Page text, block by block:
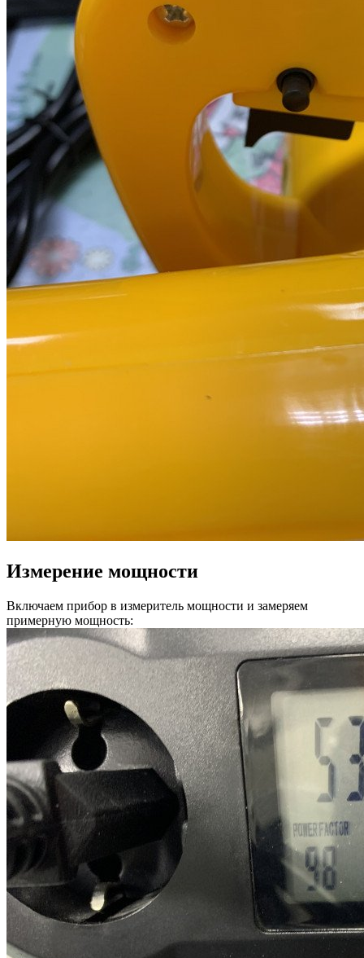
Измерение мощности
Включаем прибор в измеритель мощности и замеряем
примерную мощность: